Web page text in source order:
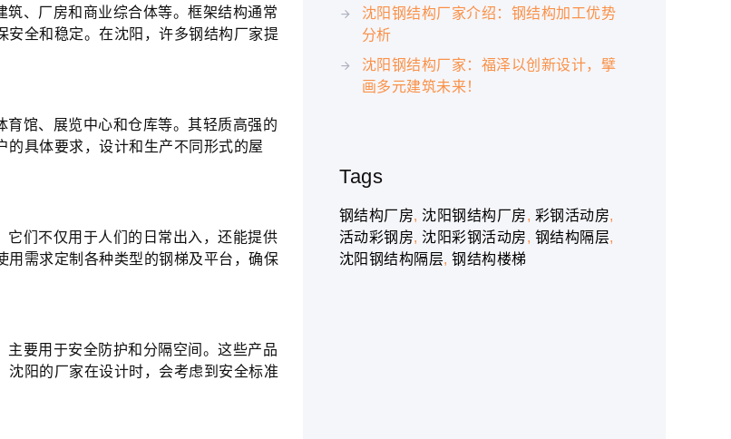
、厂房和商业综合体等。框架结构通常
安全和稳定。在沈阳，许多钢结构厂家提
馆、展览中心和仓库等。其轻质高强的
的具体要求，设计和生产不同形式的屋
们不仅用于人们的日常出入，还能提供
用需求定制各种类型的钢梯及平台，确保
要用于安全防护和分隔空间。这些产品
阳的厂家在设计时，会考虑到安全标准
沈阳钢结构厂家介绍：钢结构加工优势
分析
沈阳钢结构厂家：福泽以创新设计，擘
画多元建筑未来！
Tags
钢结构厂房 沈阳钢结构厂房
彩钢活动房
活动彩钢房
沈阳彩钢活动房
钢结构隔层
沈阳钢结构隔层
钢结构楼梯